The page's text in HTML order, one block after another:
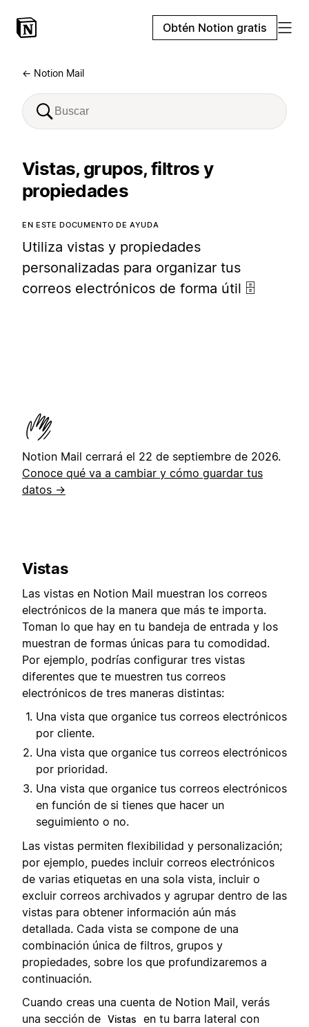
Obtén Notion gratis
← Notion Mail
Vistas, grupos, filtros y
propiedades
EN ESTE DOCUMENTO DE AYUDA
Utiliza vistas y propiedades
personalizadas para organizar tus
correos electrónicos de forma útil 🗄️
Notion Mail cerrará el 22 de septiembre de 2026.
Conoce qué va a cambiar y cómo guardar tus
datos →
Vistas
Las vistas en Notion Mail muestran los correos
electrónicos de la manera que más te importa.
Toman lo que hay en tu bandeja de entrada y los
muestran de formas únicas para tu comodidad.
Por ejemplo, podrías configurar tres vistas
diferentes que te muestren tus correos
electrónicos de tres maneras distintas:
Una vista que organice tus correos electrónicos
por cliente.
Una vista que organice tus correos electrónicos
por prioridad.
Una vista que organice tus correos electrónicos
en función de si tienes que hacer un
seguimiento o no.
Las vistas permiten flexibilidad y personalización;
por ejemplo, puedes incluir correos electrónicos
de varias etiquetas en una sola vista, incluir o
excluir correos archivados y agrupar dentro de las
vistas para obtener información aún más
detallada. Cada vista se compone de una
combinación única de filtros, grupos y
propiedades, sobre los que profundizaremos a
continuación.
Cuando creas una cuenta de Notion Mail, verás
una sección de Vistas
en tu barra lateral con